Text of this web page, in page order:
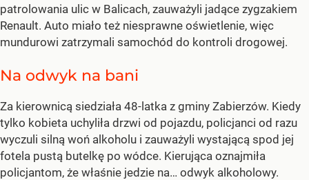
patrolowania ulic w Balicach, zauważyli jadące zygzakiem
Renault. Auto miało też niesprawne oświetlenie, więc
mundurowi zatrzymali samochód do kontroli drogowej.
Na odwyk na bani
Za kierownicą siedziała 48-latka z gminy Zabierzów. Kiedy
tylko kobieta uchyliła drzwi od pojazdu, policjanci od razu
wyczuli silną woń alkoholu i zauważyli wystającą spod jej
fotela pustą butelkę po wódce. Kierująca oznajmiła
policjantom, że właśnie jedzie na… odwyk alkoholowy.